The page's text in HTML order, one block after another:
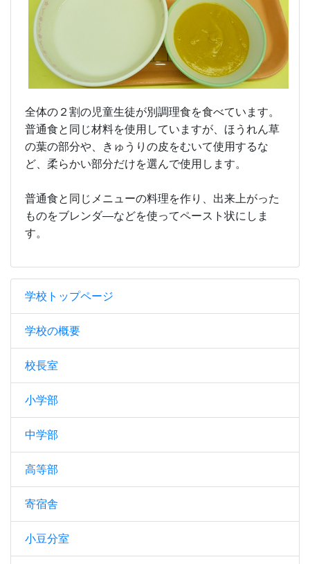
学校トップページ
学校の概要
校長室
小学部
中学部
高等部
寄宿舎
小豆分室
全体の２割の児童生徒が別調理食を食べています。
普通食と同じ材料を使用していますが、ほうれん草
の葉の部分や、きゅうりの皮をむいて使用するな
ど、柔らかい部分だけを選んで使用します。
普通食と同じメニューの料理を作り、出来上がった
ものをブレンダ―などを使ってペースト状にしま
す。